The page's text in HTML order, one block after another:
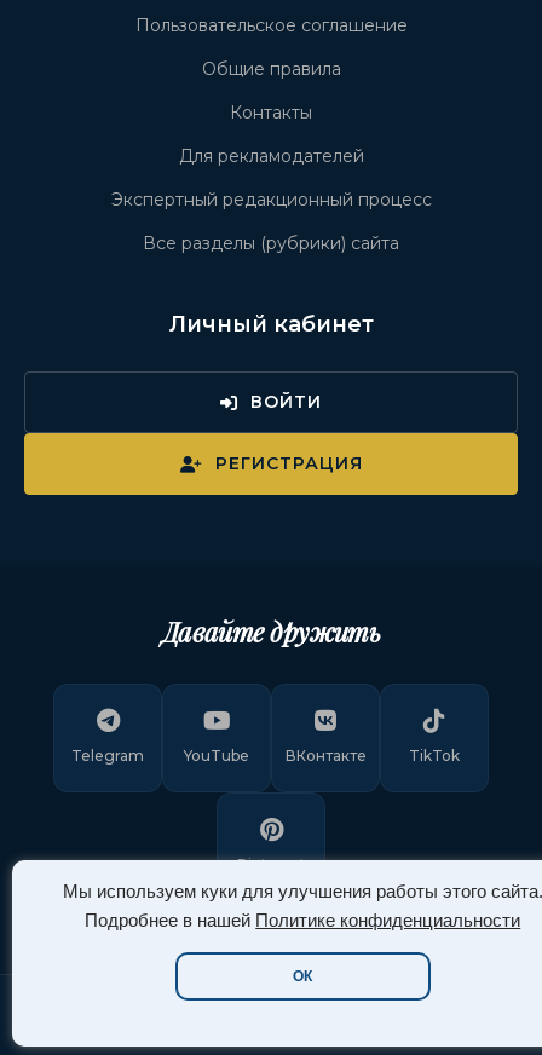
Мы используем куки для улучшения работы этого сайта.
Подробнее в нашей Политике конфиденциальности
ОК
Пользовательское соглашение
Общие правила
Контакты
Для рекламодателей
Экспертный редакционный процесс
Все разделы (рубрики) сайта
Личный кабинет
ВОЙТИ
РЕГИСТРАЦИЯ
Давайте дружить
Telegram YouTube ВКонтакте TikTok
Pinterest